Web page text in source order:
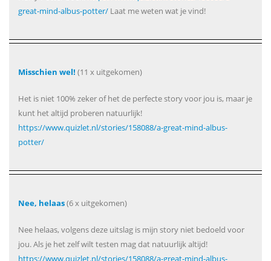
great-mind-albus-potter/ Laat me weten wat je vind!
Misschien wel! (11 x uitgekomen)
Het is niet 100% zeker of het de perfecte story voor jou is, maar je
kunt het altijd proberen natuurlijk!
https://www.quizlet.nl/stories/158088/a-great-mind-albus-
potter/
Nee, helaas(6 x uitgekomen)
Nee helaas, volgens deze uitslag is mijn story niet bedoeld voor
jou. Als je het zelf wilt testen mag dat natuurlijk altijd!
https://www.quizlet.nl/stories/158088/a-great-mind-albus-